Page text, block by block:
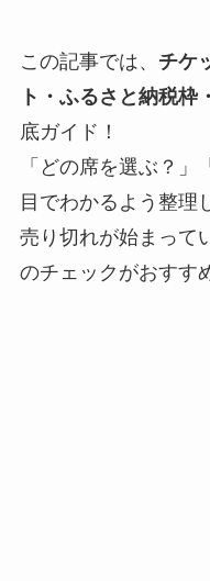
この記事では、 チケ
ト・ふるさと納税
底ガイド！
「どの席を選ぶ？
目でわかるよう整理
売り切れが始まって
のチェックがおすす